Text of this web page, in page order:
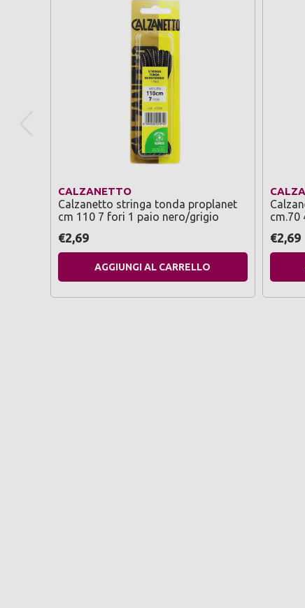
CALZANETTO
Calzanetto stringa tonda proplanet
cm 110 7 fori 1 paio nero/grigio
€2,69
AGGIUNGI AL CARRELLO
cm.70
€2,69